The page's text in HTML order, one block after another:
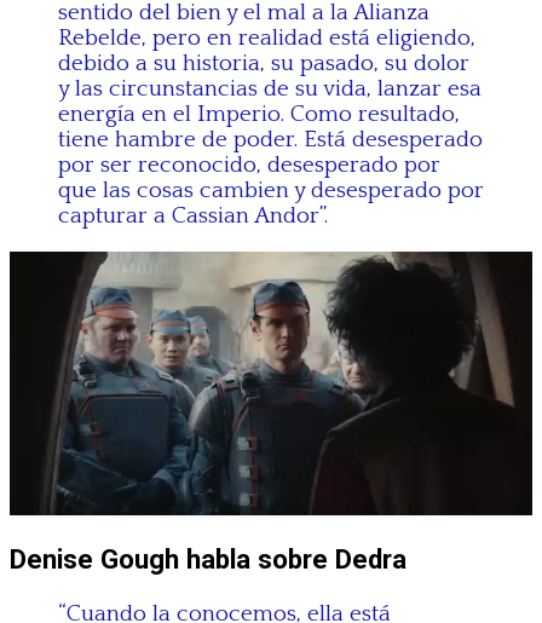
sentido del bien y el mal a la Alianza
Rebelde, pero en realidad está eligiendo,
debido a su historia, su pasado, su dolor
y las circunstancias de su vida, lanzar esa
energía en el Imperio. Como resultado,
tiene hambre de poder. Está desesperado
por ser reconocido, desesperado por
que las cosas cambien y desesperado por
capturar a Cassian Andor”.
Denise Gough habla sobre Dedra
“Cuando la conocemos, ella está